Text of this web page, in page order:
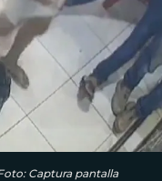
Captura pantalla